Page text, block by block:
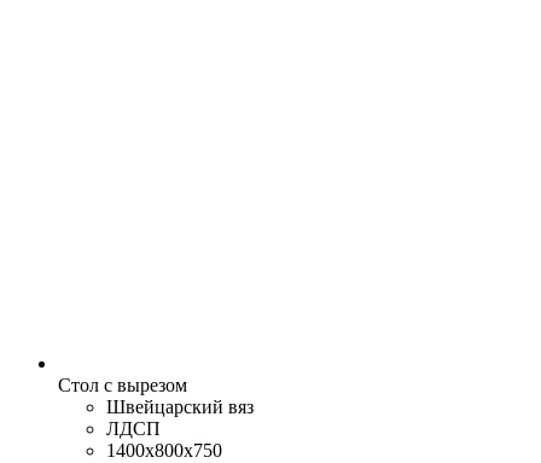
Стол с вырезом
Швейцарский вяз
ЛДСП
1400x800x750